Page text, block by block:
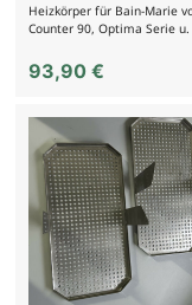
Heizkörper für Bain-Marie
Counter 90, Optima Serie u.
93,90 €